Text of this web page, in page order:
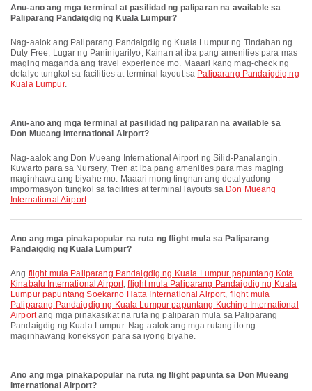
Anu-ano ang mga terminal at pasilidad ng paliparan na available sa
Paliparang Pandaigdig ng Kuala Lumpur?
Nag-aalok ang Paliparang Pandaigdig ng Kuala Lumpur ng Tindahan ng
Duty Free, Lugar ng Paninigarilyo, Kainan at iba pang amenities para mas
maging maganda ang travel experience mo. Maaari kang mag-check ng
detalye tungkol sa facilities at terminal layout sa Paliparang Pandaigdig ng
Kuala Lumpur.
Anu-ano ang mga terminal at pasilidad ng paliparan na available sa
Don Mueang International Airport?
Nag-aalok ang Don Mueang International Airport ng Silid-Panalangin,
Kuwarto para sa Nursery, Tren at iba pang amenities para mas maging
maginhawa ang biyahe mo. Maaari mong tingnan ang detalyadong
impormasyon tungkol sa facilities at terminal layouts sa Don Mueang
International Airport.
Ano ang mga pinakapopular na ruta ng flight mula sa Paliparang
Pandaigdig ng Kuala Lumpur?
Ang flight mula Paliparang Pandaigdig ng Kuala Lumpur papuntang Kota
Kinabalu International Airport,flight mula Paliparang Pandaigdig ng Kuala
Lumpur papuntang Soekarno Hatta International Airport, flight mula
Paliparang Pandaigdig ng Kuala Lumpur papuntang Kuching International
Airportang mga pinakasikat na ruta ng paliparan mula sa Paliparang
Pandaigdig ng Kuala Lumpur. Nag-aalok ang mga rutang ito ng
maginhawang koneksyon para sa iyong biyahe.
Ano ang mga pinakapopular na ruta ng flight papunta sa Don Mueang
International Airport?